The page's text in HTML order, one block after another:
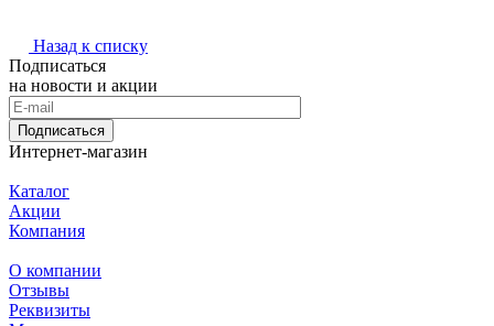
Назад к списку
Подписаться
на новости и акции
Подписаться
Интернет-магазин
Каталог
Акции
Компания
О компании
Отзывы
Реквизиты